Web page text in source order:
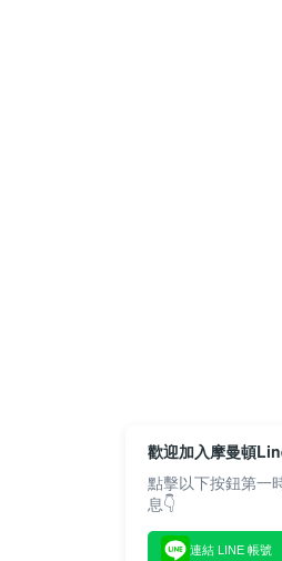
歡迎加入摩曼頓
點擊以下按鈕第一
息👇
連結 LINE 帳號